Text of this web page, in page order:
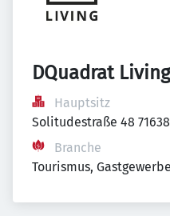
DQuadrat
Hauptsitz
Solitudestraße 48
Branche
Tourismus,